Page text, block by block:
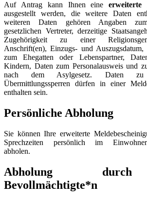
Auf Antrag kann Ihnen eineerweiterte
ausgestellt werden, die weitere Daten
weiteren Daten gehören Angaben
gesetzlichen Vertreter, derzeitige
Zugehörigkeit zu einer
Anschrift(en), Einzugs- und Auszugsdatum,
zum Ehegatten oder Lebenspartner,
Kindern, Daten zum Personalausweis und
nach dem Asylgesetz. Daten
Übermittlungssperren dürfen in einer
enthalten sein.
Persönliche Abholung
Sie können Ihre erweiterte
Sprechzeiten persönlich im
abholen.
Abholung
Bevollmächtigte*n